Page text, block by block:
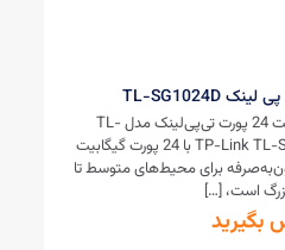
سوئیچ غیرمدیریتی گیگابیت 24 پورت تی‌پی‌لینک مدل TL-
SG1024D سوئیچ TP-Link TL-SG1024D با 24 پورت گیگابیت
برای محیط‌های متوسط تا
است، […]
بگیرید